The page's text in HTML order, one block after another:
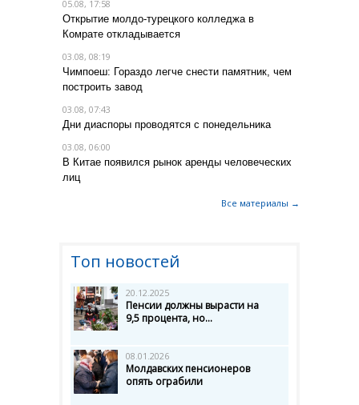
05.08, 17:58
Открытие молдо-турецкого колледжа в
Комрате откладывается
03.08, 08:19
Чимпоеш: Гораздо легче снести памятник, чем
построить завод
03.08, 07:43
Дни диаспоры проводятся с понедельника
03.08, 06:00
В Китае появился рынок аренды человеческих
лиц
Все материалы →
Топ новостей
20.12.2025
Пенсии должны вырасти на
9,5 процента, но...
08.01.2026
Молдавских пенсионеров
опять ограбили